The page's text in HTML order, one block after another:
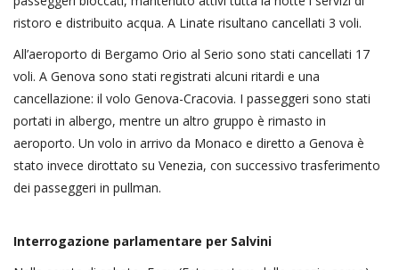
ristoro e distribuito acqua. A Linate risultano cancellati 3 voli.
All’aeroporto di Bergamo Orio al Serio sono stati cancellati 17
voli. A Genova sono stati registrati alcuni ritardi e una
cancellazione: il volo Genova-Cracovia. I passeggeri sono stati
portati in albergo, mentre un altro gruppo è rimasto in
aeroporto. Un volo in arrivo da Monaco e diretto a Genova è
stato invece dirottato su Venezia, con successivo trasferimento
dei passeggeri in pullman.
Interrogazione parlamentare per Salvini